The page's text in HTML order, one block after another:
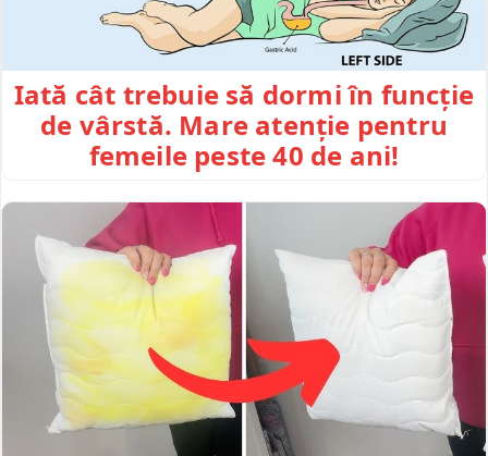
Iată cât trebuie să dormi în funcție
de vârstă. Mare atenție pentru
femeile peste 40 de ani!